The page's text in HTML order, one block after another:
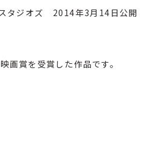
タジオズ 2014年3月14日公開
画賞を受賞した作品です。